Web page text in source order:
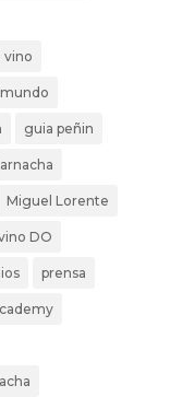
vino
guia peñin
Miguel Lorente
DO
prensa